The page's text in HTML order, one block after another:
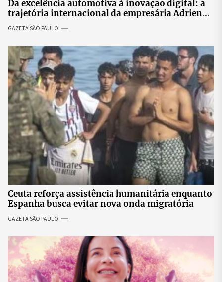
Da excelência automotiva à inovação digital: a
trajetória internacional da empresária Adriene
GAZETA SÃO PAULO
Ceuta reforça assistência humanitária enquanto
Espanha busca evitar nova onda migratória
GAZETA SÃO PAULO